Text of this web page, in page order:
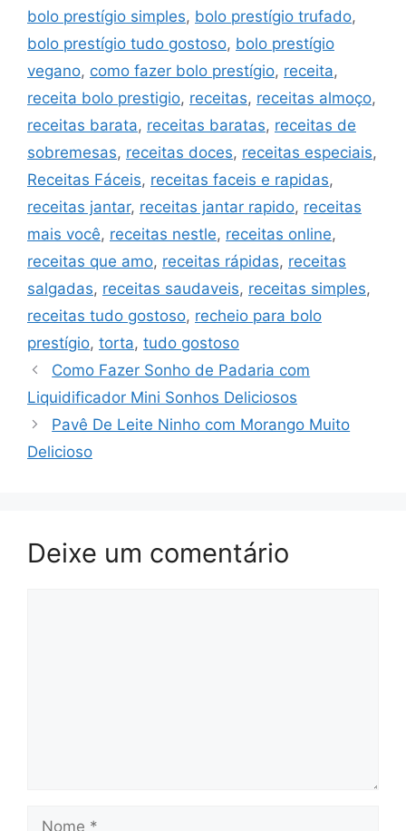
bolo prestígio simples, bolo prestígio trufado,
bolo prestígio tudo gostoso, bolo prestígio
vegano, como fazer bolo prestígio, receita,
receita bolo prestigio, receitas, receitas almoço,
receitas barata, receitas baratas, receitas de
sobremesas, receitas doces, receitas especiais,
Receitas Fáceis, receitas faceis e rapidas,
receitas jantar, receitas jantar rapido, receitas
mais você, receitas nestle, receitas online,
receitas que amo, receitas rápidas, receitas
salgadas, receitas saudaveis, receitas simples,
receitas tudo gostoso, recheio para bolo
prestígio, torta, tudo gostoso
Como Fazer Sonho de Padaria com
Liquidificador Mini Sonhos Deliciosos
Pavê De Leite Ninho com Morango Muito
Delicioso
Deixe um comentário
Nome